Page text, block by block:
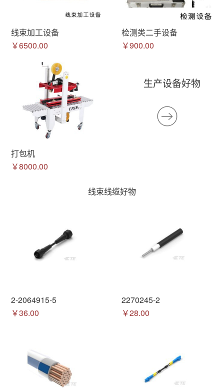
线束加工设备
￥6500.00
检测类二手设备
￥900.00
打包机
￥8000.00
生产设备好物
线束线缆好物
2-2064915-5
￥36.00
2270245-2
￥28.00